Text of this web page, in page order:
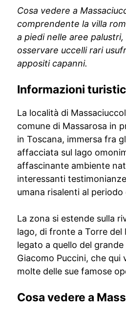
Cosa vedere a
comprendente la villa
a piedi nelle aree
osservare uccelli rari
appositi capanni.
Informazioni
La località di
comune di Massarosa in
in Toscana, immersa fra
affacciata sul lago
affascinante ambiente
interessanti
umana risalenti al
La zona si estende sulla
lago, di fronte a Torre del
legato a quello del
Giacomo Puccini, che qui
molte delle sue famose
Cosa vedere a